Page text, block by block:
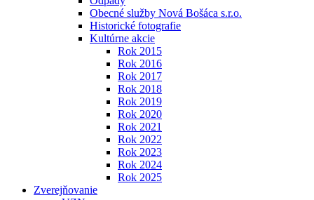
Obecné služby Nová Bošáca s.r.o.
Historické fotografie
Kultúrne akcie
Rok 2015
Rok 2016
Rok 2017
Rok 2018
Rok 2019
Rok 2020
Rok 2021
Rok 2022
Rok 2023
Rok 2024
Rok 2025
Zverejňovanie